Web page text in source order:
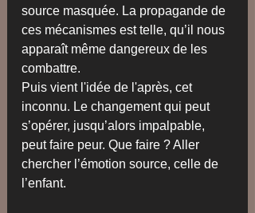
source masquée. La propagande de
ces mécanismes est telle, qu’il nous
apparaît même dangereux de les
combattre.
Puis vient l'idée de l'après, cet
inconnu. Le changement qui peut
s’opérer, jusqu’alors impalpable,
peut faire peur. Que faire ? Aller
chercher l’émotion source, celle de
l’enfant.